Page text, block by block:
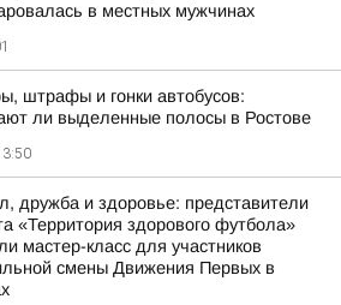
в местных мужчинах
штрафы и гонки автобусов:
ли выделенные полосы в Ростове
дружба и здоровье: представители
«Территория здорового футбола»
мастер-класс для участников
смены Движения Первых в